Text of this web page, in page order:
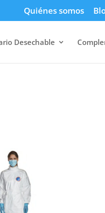
Quiénes somos
Desechable